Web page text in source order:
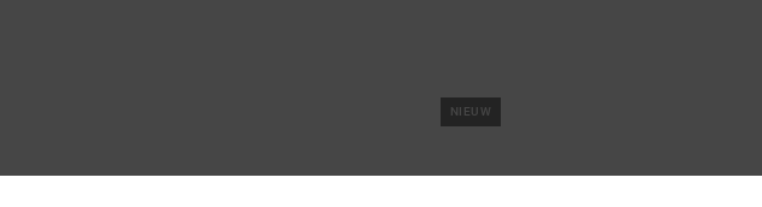
NIEUW